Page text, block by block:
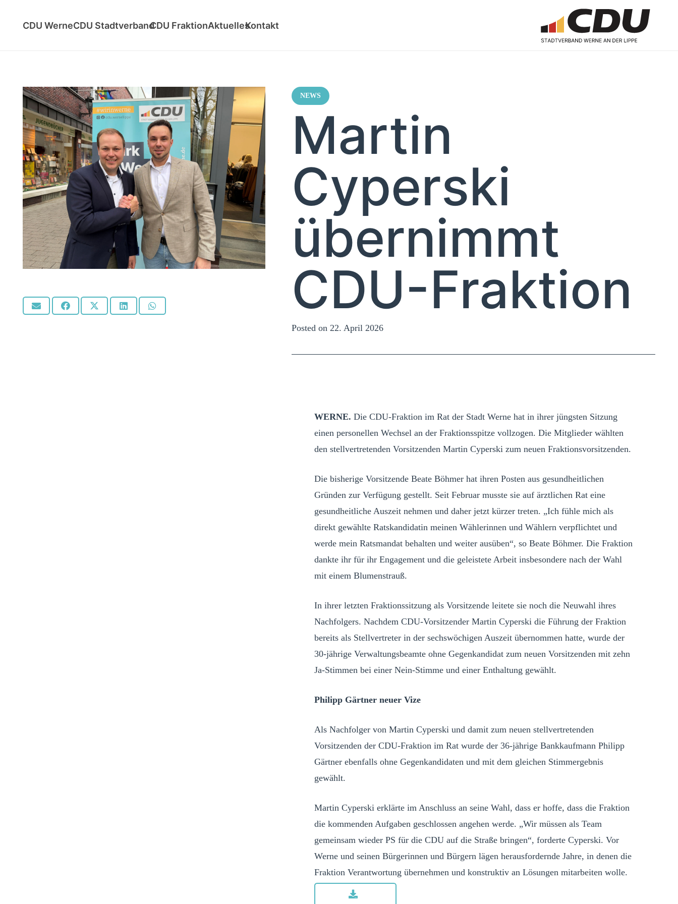
CDU WerneCDU StadtverbandCDU FraktionAktuellesKontakt
NEWS
Martin
Cyperski
übernimmt
CDU-Fraktion
Posted on 22. April 2026
WERNE. Die CDU‑Fraktion im Rat der Stadt Werne hat in ihrer jüngsten Sitzung
einen personellen Wechsel an der Fraktionsspitze vollzogen. Die Mitglieder wählten
den stellvertretenden Vorsitzenden Martin Cyperski zum neuen Fraktionsvorsitzenden.
Die bisherige Vorsitzende Beate Böhmer hat ihren Posten aus gesundheitlichen
Gründen zur Verfügung gestellt. Seit Februar musste sie auf ärztlichen Rat eine
gesundheitliche Auszeit nehmen und daher jetzt kürzer treten. „Ich fühle mich als
direkt gewählte Ratskandidatin meinen Wählerinnen und Wählern verpflichtet und
werde mein Ratsmandat behalten und weiter ausüben“, so Beate Böhmer. Die Fraktion
dankte ihr für ihr Engagement und die geleistete Arbeit insbesondere nach der Wahl
mit einem Blumenstrauß.
In ihrer letzten Fraktionssitzung als Vorsitzende leitete sie noch die Neuwahl ihres
Nachfolgers. Nachdem CDU-Vorsitzender Martin Cyperski die Führung der Fraktion
bereits als Stellvertreter in der sechswöchigen Auszeit übernommen hatte, wurde der
30-jährige Verwaltungsbeamte ohne Gegenkandidat zum neuen Vorsitzenden mit zehn
Ja-Stimmen bei einer Nein-Stimme und einer Enthaltung gewählt.
Philipp Gärtner neuer Vize
Als Nachfolger von Martin Cyperski und damit zum neuen stellvertretenden
Vorsitzenden der CDU-Fraktion im Rat wurde der 36‑jährige Bankkaufmann Philipp
Gärtner ebenfalls ohne Gegenkandidaten und mit dem gleichen Stimmergebnis
gewählt.
Martin Cyperski erklärte im Anschluss an seine Wahl, dass er hoffe, dass die Fraktion
die kommenden Aufgaben geschlossen angehen werde. „Wir müssen als Team
gemeinsam wieder PS für die CDU auf die Straße bringen“, forderte Cyperski. Vor
Werne und seinen Bürgerinnen und Bürgern lägen herausfordernde Jahre, in denen die
Fraktion Verantwortung übernehmen und konstruktiv an Lösungen mitarbeiten wolle.